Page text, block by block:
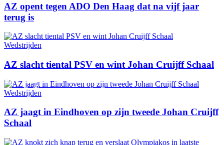
AZ opent tegen ADO Den Haag dat na vijf jaar
terug is
Wedstrijden
AZ slacht tiental PSV en wint Johan Cruijff Schaal
Wedstrijden
AZ jaagt in Eindhoven op zijn tweede Johan Cruijff
Schaal